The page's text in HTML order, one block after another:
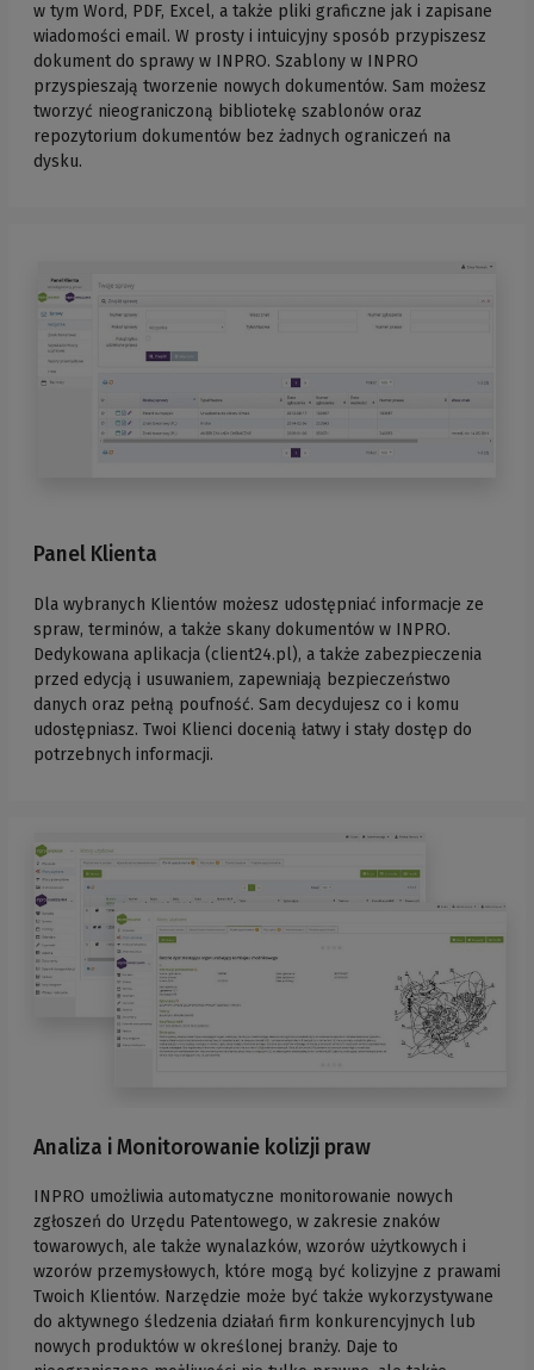
w tym Word, PDF, Excel, a także pliki graficzne jak i zapisane
wiadomości email. W prosty i intuicyjny sposób przypiszesz
dokument do sprawy w INPRO. Szablony w INPRO
przyspieszają tworzenie nowych dokumentów. Sam możesz
tworzyć nieograniczoną bibliotekę szablonów oraz
repozytorium dokumentów bez żadnych ograniczeń na
dysku.
Panel Klienta
Dla wybranych Klientów możesz udostępniać informacje ze
spraw, terminów, a także skany dokumentów w INPRO.
Dedykowana aplikacja (client24.pl), a także zabezpieczenia
przed edycją i usuwaniem, zapewniają bezpieczeństwo
danych oraz pełną poufność. Sam decydujesz co i komu
udostępniasz. Twoi Klienci docenią łatwy i stały dostęp do
potrzebnych informacji.
Analiza i Monitorowanie kolizji praw
INPRO umożliwia automatyczne monitorowanie nowych
zgłoszeń do Urzędu Patentowego, w zakresie znaków
towarowych, ale także wynalazków, wzorów użytkowych i
wzorów przemysłowych, które mogą być kolizyjne z prawami
Twoich Klientów. Narzędzie może być także wykorzystywane
do aktywnego śledzenia działań firm konkurencyjnych lub
nowych produktów w określonej branży. Daje to